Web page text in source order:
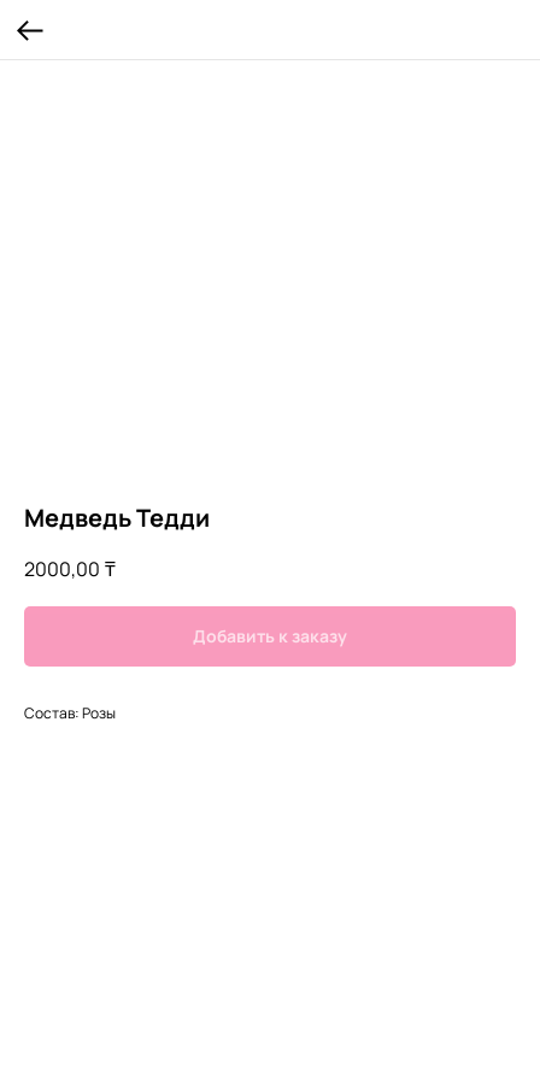
Медведь Тедди
2000,00 ₸
Добавить к заказу
Состав: Розы